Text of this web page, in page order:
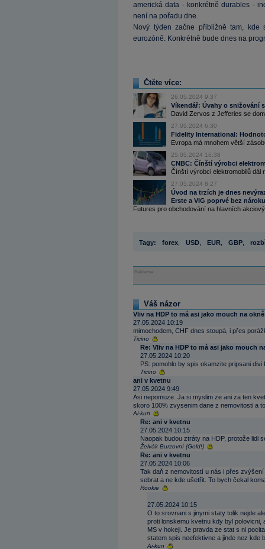
americká data - konkrétně durables -
není na pořadu dne.
Nový týden začne přibližně tam,
eurozóně. Konkrétně bude dnes na
Čtěte více:
26.05.2024 9:37
Víkendář: Úvahy o snižování
David Zervos z Jefferies se
27.05.2024 6:30
Fidelity International:
Evropa má mnohem větší
25.05.2024 16:38
CNBC: Čínští výrobci
Čínští výrobci elektromobilů dál
27.05.2024 8:27
Úvod na trzích je dnes
Erste a VIG poprvé bez
Futures pro obchodování na hlavních
Tagy: forex USD EUR GBP
Reklama
Váš názor
Vliv na HDP to má asi jako mouch na okně
27.05.2024 10:19
mimochodem, CHF dnes stoupá, i přes
Ticino
Re: Vliv na HDP to má asi jako mouch
27.05.2024 10:20
PS: pomohlo by spis okamzite pripsani
Ticino
ani v kvetnu
27.05.2024 9:49
Asi nepomuze. Ja si myslim ze ani za ten
skoro 100% zvysenim dane z nemovitosti a
Ai-kun
Re: ani v kvetnu
27.05.2024 10:15
Naopak budou ztráty na HDP, protože lidi
Želvák Burzovní (Gold!)
Re: ani v kvetnu
27.05.2024 10:06
Tak daň z nemovitostí u nás i přes
sebrat a ne kde ušetřit. To bych čekal
Rookie
27.05.2024 10:15
O to srovnani s jinymi staty tolik nejde
proti lonskemu kvetnu kdy byl
MS v hokeji. Je pravda ze stat s ni
statem spis neefektivne a jinde nez kde
Ai-kun